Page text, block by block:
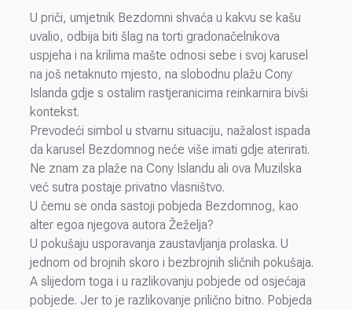
U priči, umjetnik Bezdomni shvaća u kakvu se kašu
uvalio, odbija biti šlag na torti gradonačelnikova
uspjeha i na krilima mašte odnosi sebe i svoj karusel
na još netaknuto mjesto, na slobodnu plažu Cony
Islanda gdje s ostalim rastjeranicima reinkarnira bivši
kontekst.
Prevodeći simbol u stvarnu situaciju, nažalost ispada
da karusel Bezdomnog neće više imati gdje aterirati.
Ne znam za plaže na Cony Islandu ali ova Muzilska
već sutra postaje privatno vlasništvo.
U čemu se onda sastoji pobjeda Bezdomnog, kao
alter egoa njegova autora Žeželja?
U pokušaju usporavanja zaustavljanja prolaska. U
jednom od brojnih skoro i bezbrojnih sličnih pokušaja.
A slijedom toga i u razlikovanju pobjede od osjećaja
pobjede. Jer to je razlikovanje prilično bitno. Pobjeda